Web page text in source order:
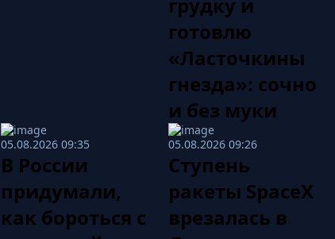
грудку и
готовлю
«Ласточкины
гнезда»: сочно
и без муки
05.08.2026 09:35
В России
придумали,
как бороться с
05.08.2026 09:26
Ступень
ракеты SpaceX
врезалась в